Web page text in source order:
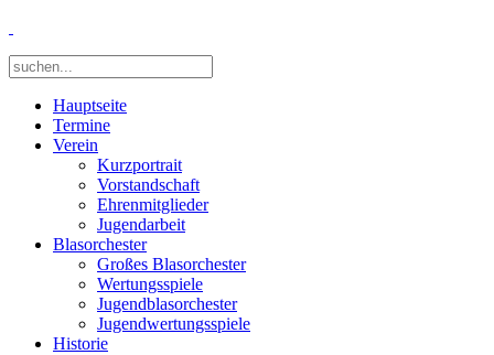
Hauptseite
Termine
Verein
Kurzportrait
Vorstandschaft
Ehrenmitglieder
Jugendarbeit
Blasorchester
Großes Blasorchester
Wertungsspiele
Jugendblasorchester
Jugendwertungsspiele
Historie